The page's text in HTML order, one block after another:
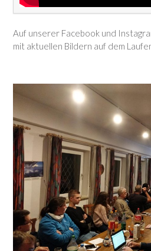
Auf unserer Facebook und
mit aktuellen Bildern auf dem